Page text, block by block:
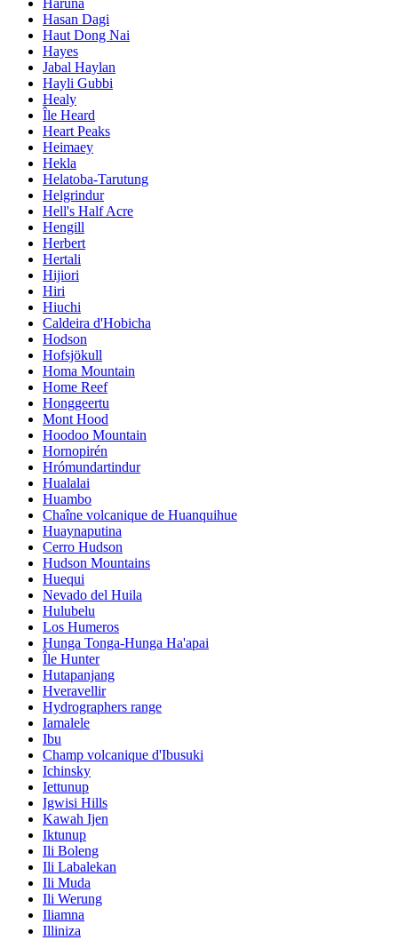
Hasan Dagi
Haut Dong Nai
Hayes
Jabal Haylan
Hayli Gubbi
Healy
Île Heard
Heart Peaks
Heimaey
Hekla
Helatoba-Tarutung
Helgrindur
Hell's Half Acre
Hengill
Herbert
Hertali
Hijiori
Hiri
Hiuchi
Caldeira d'Hobicha
Hodson
Hofsjökull
Homa Mountain
Home Reef
Honggeertu
Mont Hood
Hoodoo Mountain
Hornopirén
Hrómundartindur
Hualalai
Huambo
Chaîne volcanique de Huanquihue
Huaynaputina
Cerro Hudson
Hudson Mountains
Huequi
Nevado del Huila
Hulubelu
Los Humeros
Hunga Tonga-Hunga Ha'apai
Île Hunter
Hutapanjang
Hveravellir
Hydrographers range
Iamalele
Ibu
Champ volcanique d'Ibusuki
Ichinsky
Iettunup
Igwisi Hills
Kawah Ijen
Iktunup
Ili Boleng
Ili Labalekan
Ili Muda
Ili Werung
Iliamna
Illiniza